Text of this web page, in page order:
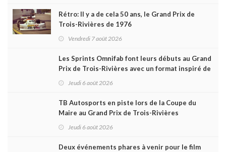
Rétro: Il y a de cela 50 ans, le Grand Prix de
Trois-Rivières de 1976
Vendredi 7 août 2026
Les Sprints Omnifab font leurs débuts au Grand
Prix de Trois-Rivières avec un format inspiré de
Jeudi 6 août 2026
TB Autosports en piste lors de la Coupe du
Maire au Grand Prix de Trois-Rivières
Jeudi 6 août 2026
Deux événements phares à venir pour le film